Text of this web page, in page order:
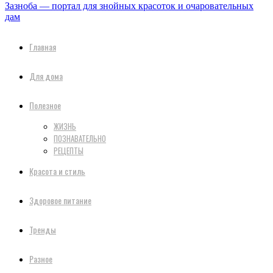
Зазноба — портал для знойных красоток и очаровательных
дам
Главная
Для дома
Полезное
ЖИЗНЬ
ПОЗНАВАТЕЛЬНО
РЕЦЕПТЫ
Красота и стиль
Здоровое питание
Тренды
Разное